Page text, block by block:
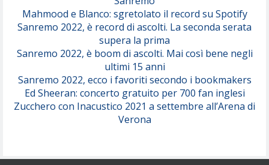
Mahmood e Blanco: sgretolato il record su Spotify
Sanremo 2022, è record di ascolti. La seconda serata
supera la prima
Sanremo 2022, è boom di ascolti. Mai così bene negli
ultimi 15 anni
Sanremo 2022, ecco i favoriti secondo i bookmakers
Ed Sheeran: concerto gratuito per 700 fan inglesi
Zucchero con Inacustico 2021 a settembre all’Arena di
Verona